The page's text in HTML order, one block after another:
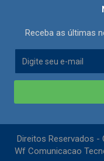
Receba as últimas
Direitos Reservados
Wf Comunicacao